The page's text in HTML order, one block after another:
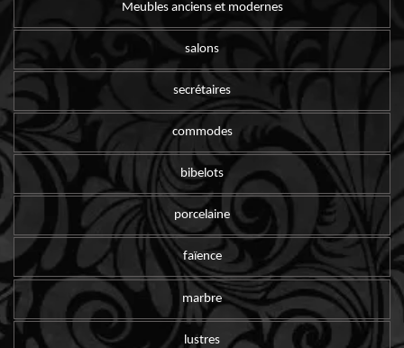
Meubles anciens et modernes
salons
secrétaires
commodes
bibelots
porcelaine
faïence
marbre
lustres